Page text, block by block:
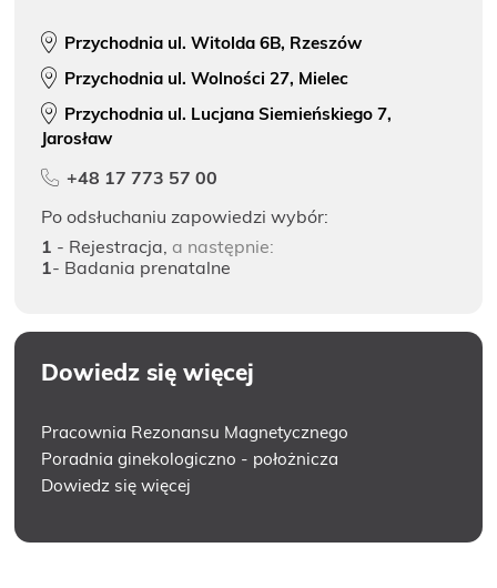
Przychodnia ul. Witolda 6B, Rzeszów
Przychodnia ul. Wolności 27, Mielec
Przychodnia ul. Lucjana Siemieńskiego 7,
Jarosław
+48 17 773 57 00
Po odsłuchaniu zapowiedzi wybór:
1 - Rejestracja, a następnie:
1- Badania prenatalne
Dowiedz się więcej
Pracownia Rezonansu Magnetycznego
Poradnia ginekologiczno - położnicza
Dowiedz się więcej